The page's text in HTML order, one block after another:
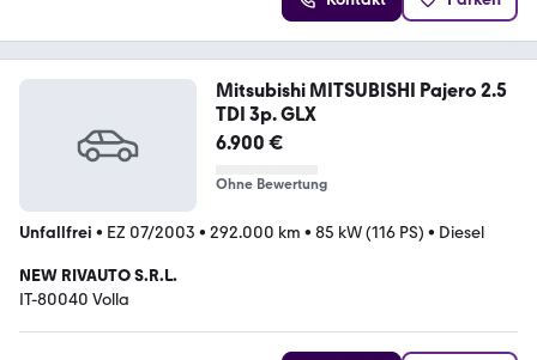
Mitsubishi MITSUBISHI Pajero 2.5
TDI 3p. GLX
6.900 €
Ohne Bewertung
Unfallfrei • EZ 07/2003 • 292.000 km • 85 kW (116 PS) • Diesel
NEW RIVAUTO S.R.L.
IT-80040 Volla